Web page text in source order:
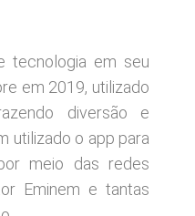
tecnologia em seu
em 2019, utilizado
diversão e
utilizado o app para
meio das redes
Eminem e tantas